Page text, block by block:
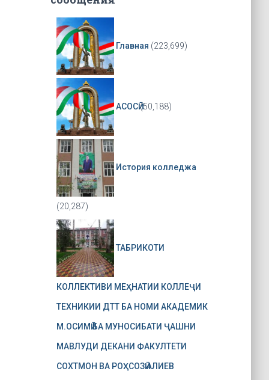
Главная (223,699)
АСОСӢ(50,188)
История колледжа
(20,287)
ТАБРИКОТИ
КОЛЛЕКТИВИ МЕҲНАТИИ КОЛЛЕҶИ
ТЕХНИКИИ ДТТ БА НОМИ АКАДЕМИК
М.ОСИМӢ БА МУНОСИБАТИ ҶАШНИ
МАВЛУДИ ДЕКАНИ ФАКУЛТЕТИ
СОХТМОН ВА РОҲСОЗӢ АЛИЕВ